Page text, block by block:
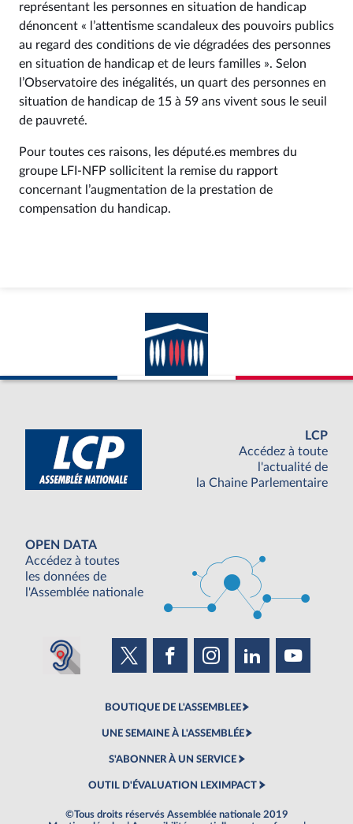
représentant les personnes en situation de handicap
dénoncent « l’attentisme scandaleux des pouvoirs publics
au regard des conditions de vie dégradées des personnes
en situation de handicap et de leurs familles ». Selon
l’Observatoire des inégalités, un quart des personnes en
situation de handicap de 15 à 59 ans vivent sous le seuil
de pauvreté.
Pour toutes ces raisons, les député.es membres du
groupe LFI-NFP sollicitent la remise du rapport
concernant l’augmentation de la prestation de
compensation du handicap.
LCP
Accédez à toute
l'actualité de
la Chaine Parlementaire
OPEN DATA
Accédez à toutes
les données de
l'Assemblée nationale
BOUTIQUE DE L'ASSEMBLEE
UNE SEMAINE À L'ASSEMBLÉE
S'ABONNER À UN SERVICE
OUTIL D'ÉVALUATION LEXIMPACT
©Tous droits réservés Assemblée nationale 2019